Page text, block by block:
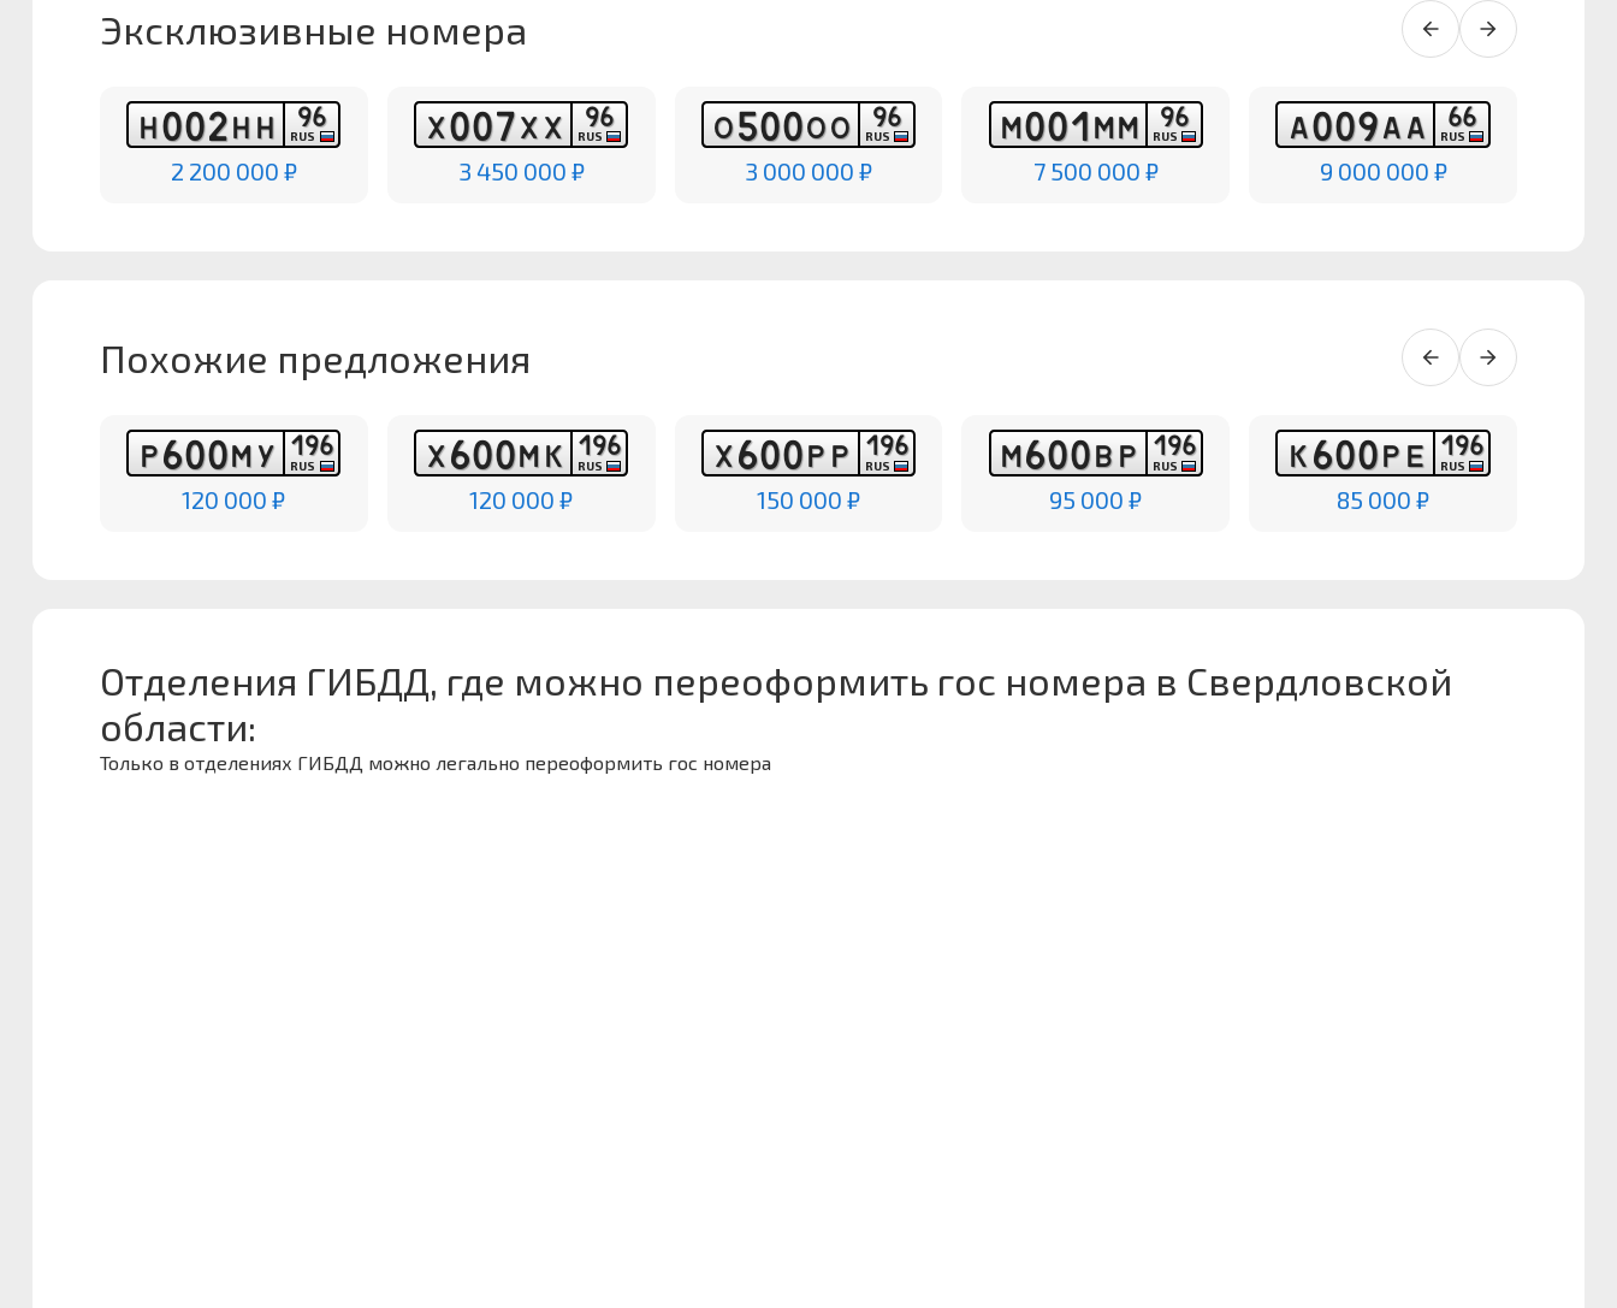
Эксклюзивные номера
Н002Н Н 96
RUS
2 200 000 ₽
Х007Х Х 96
RUS
3 450 000 ₽
О500ОО 96
RUS
3 000 000 ₽
М001ММ 96
RUS
7 500 000 ₽
А009А А 66
RUS
9 000 000 ₽
Похожие предложения
Р600МУ 196
RUS
120 000 ₽
Х600МК 196
RUS
120 000 ₽
Х600Р Р 196
RUS
150 000 ₽
М600В Р 196
RUS
95 000 ₽
К 600Р Е 196
RUS
85 000 ₽
Отделения ГИБДД, где можно переоформить гос номера в Свердловской
области:
Только в отделениях ГИБДД можно легально переоформить гос номера